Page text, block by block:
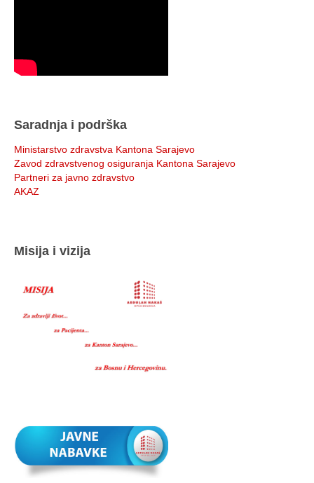
Saradnja i podrška
Ministarstvo zdravstva Kantona Sarajevo
Zavod zdravstvenog osiguranja Kantona Sarajevo
Partneri za javno zdravstvo
AKAZ
Misija i vizija